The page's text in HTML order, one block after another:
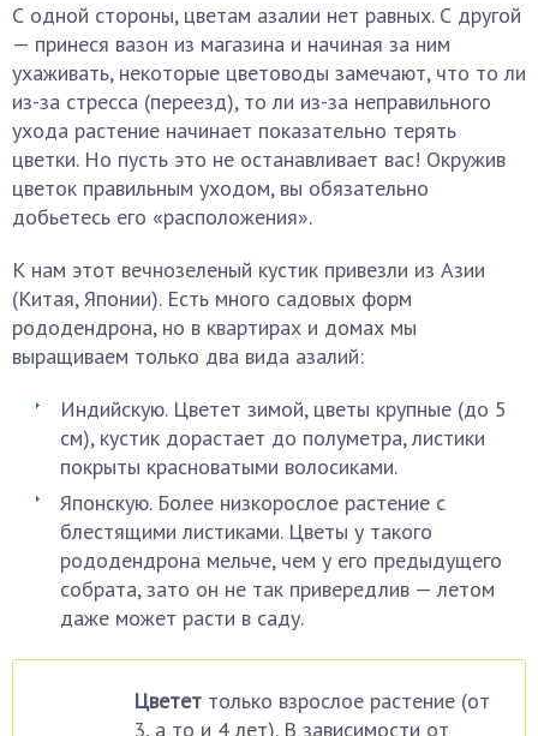
С одной стороны, цветам азалии нет равных. С другой
— принеся вазон из магазина и начиная за ним
ухаживать, некоторые цветоводы замечают, что то ли
из-за стресса (переезд), то ли из-за неправильного
ухода растение начинает показательно терять
цветки. Но пусть это не останавливает вас! Окружив
цветок правильным уходом, вы обязательно
добьетесь его «расположения».
К нам этот вечнозеленый кустик привезли из Азии
(Китая, Японии). Есть много садовых форм
рододендрона, но в квартирах и домах мы
выращиваем только два вида азалий:
Индийскую. Цветет зимой, цветы крупные (до 5
см), кустик дорастает до полуметра, листики
покрыты красноватыми волосиками.
Японскую. Более низкорослое растение с
блестящими листиками. Цветы у такого
рододендрона мельче, чем у его предыдущего
собрата, зато он не так привередлив — летом
даже может расти в саду.
Цветет только взрослое растение (от
3, а то и 4 лет). В зависимости от